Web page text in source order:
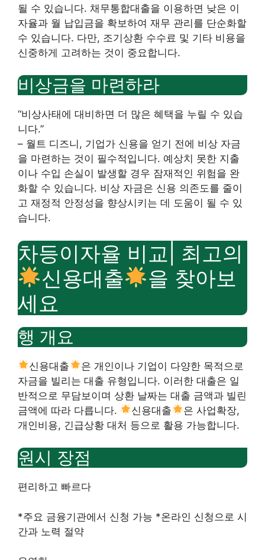
될 수 있습니다. 채무통합대출을 이용하면 낮은 이
자율과 월 납입금을 확보하여 재무 관리를 단순화할
수 있습니다. 다만, 조기상환 수수료 및 기타 비용을
신중하게 고려하는 것이 중요합니다.
비상금을 마련하라
“비상사태에 대비하면 더 많은 혜택을 누릴 수 있습
니다.”
– 월트 디즈니, 기업가 신용을 얻기 전에 비상 자금
을 마련하는 것이 필수적입니다. 예상치 못한 지출
이나 수입 손실이 발생할 경우 잠재적인 위험을 완
화할 수 있습니다. 비상 자금은 신용 의존도를 줄이
고 재정적 안정성을 향상시키는 데 도움이 될 수 있
습니다.
차등이자율 비교| 최고의
신용대출
을 찾아보
세요
행 개요
신용대출
은 개인이나 기업이 다양한 목적으로
자금을 빌리는 대출 유형입니다. 이러한 대출은 일
반적으로 무담보이며 상환 날짜는 대출 금액과 빌린
금액에 따라 다릅니다.
신용대출
은 사업확장,
개인비용, 긴급상황 대처 등으로 활용 가능합니다.
원시 장점
편리하고 빠르다
*주요 금융기관에서 신청 가능 *온라인 신청으로 시
간과 노력 절약